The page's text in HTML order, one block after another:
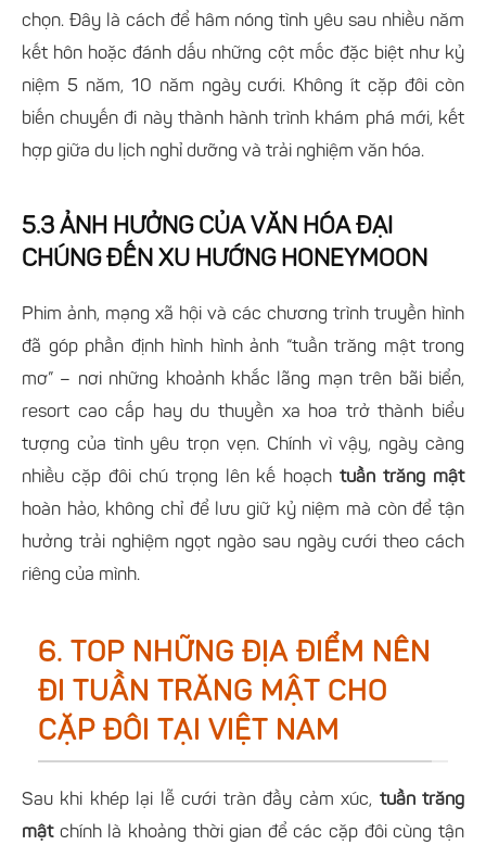
chọn. Đây là cách để hâm nóng tình yêu sau nhiều năm
kết hôn hoặc đánh dấu những cột mốc đặc biệt như kỷ
niệm 5 năm, 10 năm ngày cưới. Không ít cặp đôi còn
biến chuyến đi này thành hành trình khám phá mới, kết
hợp giữa du lịch nghỉ dưỡng và trải nghiệm văn hóa.
5.3 ẢNH HƯỞNG CỦA VĂN HÓA ĐẠI
CHÚNG ĐẾN XU HƯỚNG HONEYMOON
Phim ảnh, mạng xã hội và các chương trình truyền hình
đã góp phần định hình hình ảnh “tuần trăng mật trong
mơ” – nơi những khoảnh khắc lãng mạn trên bãi biển,
resort cao cấp hay du thuyền xa hoa trở thành biểu
tượng của tình yêu trọn vẹn. Chính vì vậy, ngày càng
nhiều cặp đôi chú trọng lên kế hoạchtuần trăng mật
hoàn hảo, không chỉ để lưu giữ kỷ niệm mà còn để tận
hưởng trải nghiệm ngọt ngào sau ngày cưới theo cách
riêng của mình.
6. TOP NHỮNG ĐỊA ĐIỂM NÊN
ĐI TUẦN TRĂNG MẬT CHO
CẶP ĐÔI TẠI VIỆT NAM
Sau khi khép lại lễ cưới tràn đầy cảm xúc, tuần trăng
mậtchính là khoảng thời gian để các cặp đôi cùng tận